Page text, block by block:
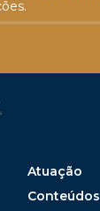
Atuação
Conteúdos